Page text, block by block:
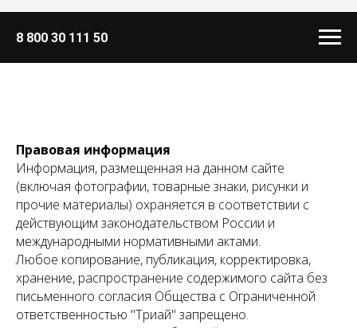
8 800 30 111 50
Правовая информация
Информация, размещенная на данном сайте
(включая фотографии, товарные знаки, рисунки и
прочие материалы) охраняется в соответствии с
действующим законодательством России и
международными нормативными актами.
Любое копирование, публикация, корректировка,
хранение, распространение содержимого сайта без
письменного согласия Общества с Ограниченной
ответственностью "Триай" запрещено.